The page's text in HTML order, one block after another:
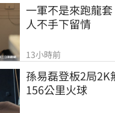
一軍不是來跑龍
人不手下留情
13小時前
孫易磊登板2局2K
156公里火球